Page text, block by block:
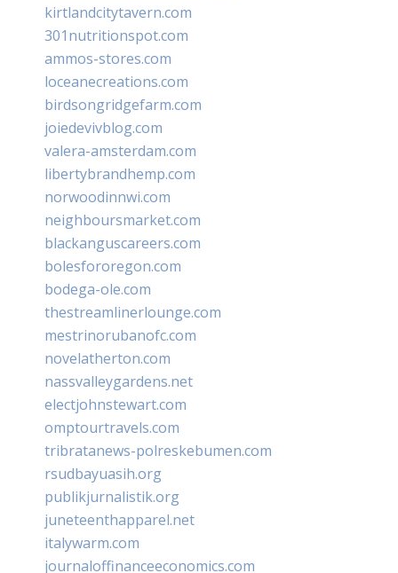
kirtlandcitytavern.com
301nutritionspot.com
ammos-stores.com
loceanecreations.com
birdsongridgefarm.com
joiedevivblog.com
valera-amsterdam.com
libertybrandhemp.com
norwoodinnwi.com
neighboursmarket.com
blackanguscareers.com
bolesfororegon.com
bodega-ole.com
thestreamlinerlounge.com
mestrinorubanofc.com
novelatherton.com
nassvalleygardens.net
electjohnstewart.com
omptourtravels.com
tribratanews-polreskebumen.com
rsudbayuasih.org
publikjurnalistik.org
juneteenthapparel.net
italywarm.com
journaloffinanceeconomics.com